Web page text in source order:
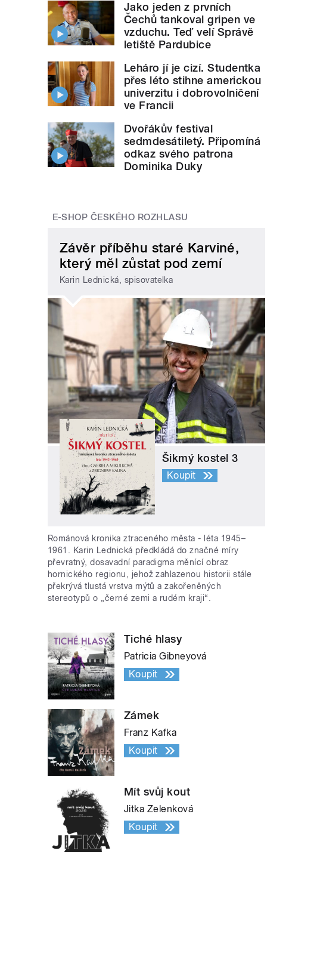
Jako jeden z prvních
Čechů tankoval gripen ve
vzduchu. Teď velí Správě
letiště Pardubice
Leháro jí je cizí. Studentka
přes léto stihne americkou
univerzitu i dobrovolničení
ve Francii
Dvořákův festival
sedmdesátiletý. Připomíná
odkaz svého patrona
Dominika Duky
E-SHOP ČESKÉHO ROZHLASU
Závěr příběhu staré Karviné,
který měl zůstat pod zemí
Karin Lednická, spisovatelka
Šikmý kostel 3
Koupit
Románová kronika ztraceného města - léta 1945–
1961. Karin Lednická předkládá do značné míry
převratný, dosavadní paradigma měnící obraz
hornického regionu, jehož zahlazenou historii stále
překrývá tlustá vrstva mýtů a zakořeněných
stereotypů o „černé zemi a rudém kraji“.
Tiché hlasy
Patricia Gibneyová
Koupit
Zámek
Franz Kafka
Koupit
Mít svůj kout
Jitka Zelenková
Koupit